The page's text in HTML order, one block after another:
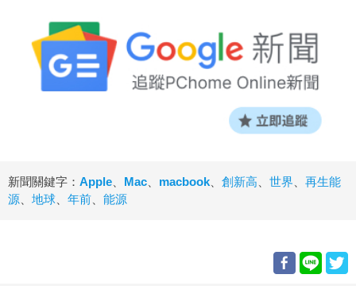
新聞關鍵字： Apple、 Mac、 macbook、 創新高、 世界、 再生能
源、 地球、 年前、 能源